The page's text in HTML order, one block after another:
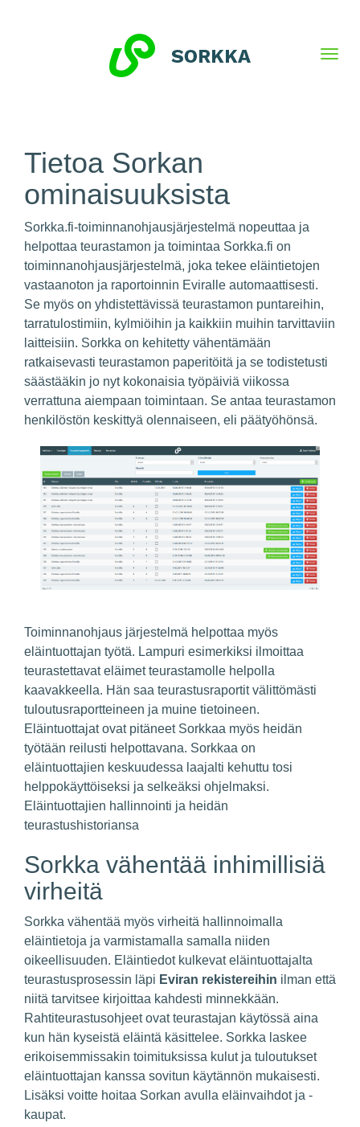
Tietoa Sorkan
ominaisuuksista
Sorkka.fi-toiminnanohjausjärjestelmä nopeuttaa ja
helpottaa teurastamon ja toimintaa Sorkka.fi on
toiminnanohjausjärjestelmä, joka tekee eläintietojen
vastaanoton ja raportoinnin Eviralle automaattisesti.
Se myös on yhdistettävissä teurastamon puntareihin,
tarratulostimiin, kylmiöihin ja kaikkiin muihin tarvittaviin
laitteisiin. Sorkka on kehitetty vähentämään
ratkaisevasti teurastamon paperitöitä ja se todistetusti
säästääkin jo nyt kokonaisia työpäiviä viikossa
verrattuna aiempaan toimintaan. Se antaa teurastamon
henkilöstön keskittyä olennaiseen, eli päätyöhönsä.
Toiminnanohjaus järjestelmä helpottaa myös
eläintuottajan työtä. Lampuri esimerkiksi ilmoittaa
teurastettavat eläimet teurastamolle helpolla
kaavakkeella. Hän saa teurastusraportit välittömästi
tuloutusraportteineen ja muine tietoineen.
Eläintuottajat ovat pitäneet Sorkkaa myös heidän
työtään reilusti helpottavana. Sorkkaa on
eläintuottajien keskuudessa laajalti kehuttu tosi
helppokäyttöiseksi ja selkeäksi ohjelmaksi.
Eläintuottajien hallinnointi ja heidän
teurastushistoriansa
Sorkka vähentää inhimillisiä
virheitä
Sorkka vähentää myös virheitä hallinnoimalla
eläintietoja ja varmistamalla samalla niiden
oikeellisuuden. Eläintiedot kulkevat eläintuottajalta
teurastusprosessin läpi Eviran rekistereihin ilman että
niitä tarvitsee kirjoittaa kahdesti minnekkään.
Rahtiteurastusohjeet ovat teurastajan käytössä aina
kun hän kyseistä eläintä käsittelee. Sorkka laskee
erikoisemmissakin toimituksissa kulut ja tuloutukset
eläintuottajan kanssa sovitun käytännön mukaisesti.
Lisäksi voitte hoitaa Sorkan avulla eläinvaihdot ja -
kaupat.